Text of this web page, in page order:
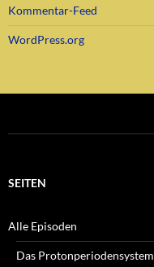
Kommentar-Feed
WordPress.org
SEITEN
Alle Episoden
Das Protonperiodensystem